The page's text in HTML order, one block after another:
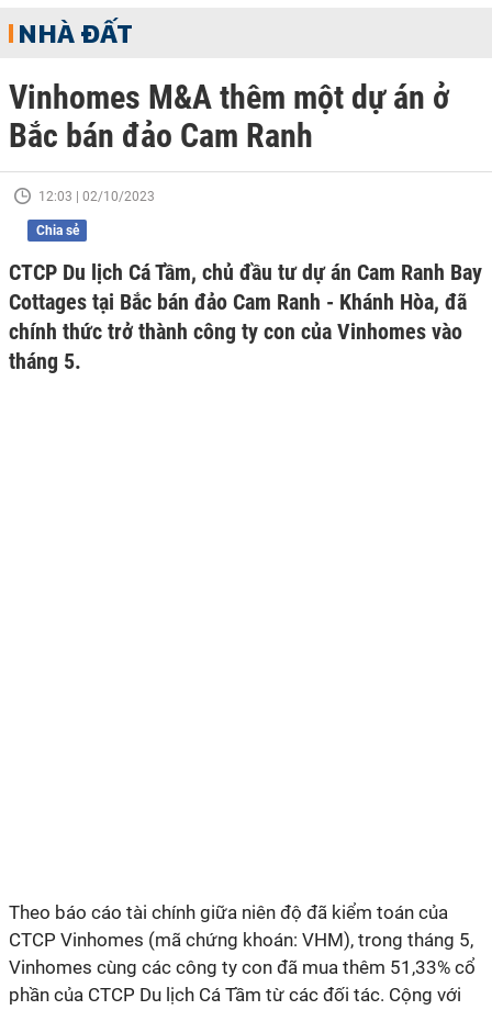
NHÀ ĐẤT
Vinhomes M&A thêm một dự án ở
Bắc bán đảo Cam Ranh
12:03 | 02/10/2023
Chia sẻ
CTCP Du lịch Cá Tầm, chủ đầu tư dự án Cam Ranh Bay
Cottages tại Bắc bán đảo Cam Ranh - Khánh Hòa, đã
chính thức trở thành công ty con của Vinhomes vào
tháng 5.
Theo báo cáo tài chính giữa niên độ đã kiểm toán của
CTCP Vinhomes (mã chứng khoán: VHM), trong tháng 5,
Vinhomes cùng các công ty con đã mua thêm 51,33% cổ
phần của CTCP Du lịch Cá Tầm từ các đối tác. Cộng với